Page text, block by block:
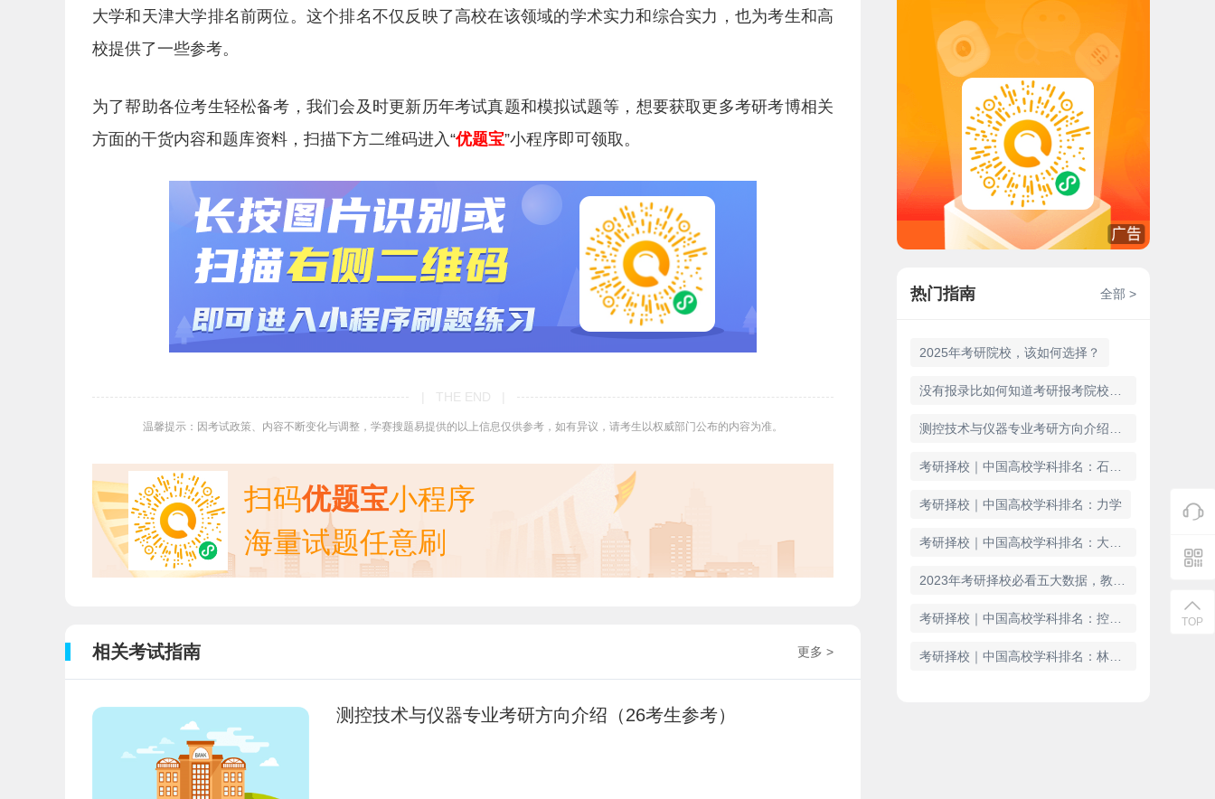
大学和天津大学排名前两位。这个排名不仅反映了高校在该领域的学术实力和综合实力，也为考生和高
校提供了一些参考。
为了帮助各位考生轻松备考， 我们会及时更新历年考试真题和模拟试题等 ，想要获取更多考研考博相关
方面的干货内容和题库资料，扫描下方二维码进入“优题宝”小程序即可领取。
| THE END |
温馨提示：因考试政策、内容不断变化与调整，学赛搜题易提供的以上信息仅供参考，如有异议，请考生以权威部门公布的内容为准。
扫码优题宝小程序
海量试题任意刷
相关考试指南 更多 >
测控技术与仪器专业考研方向介绍（26考生参考）
热门指南 全部 >
2025年考研院校，该如何选择？
考研择校｜中国高校学科排名：力学
TOP